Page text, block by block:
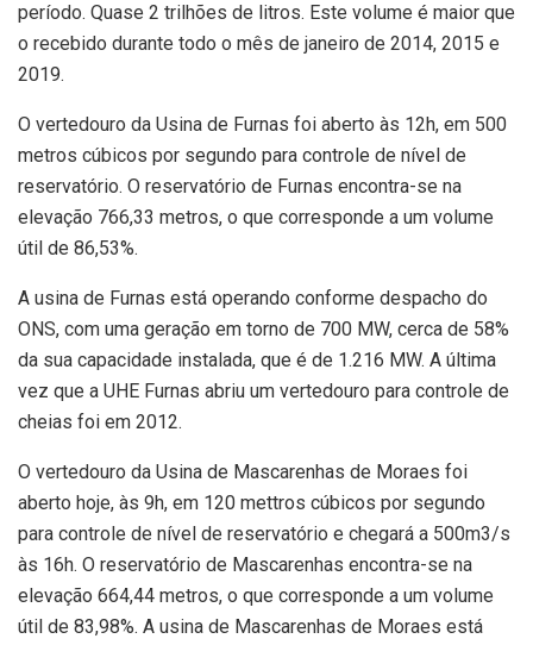
período. Quase 2 trilhões de litros. Este volume é maior que
o recebido durante todo o mês de janeiro de 2014, 2015 e
2019.
O vertedouro da Usina de Furnas foi aberto às 12h, em 500
metros cúbicos por segundo para controle de nível de
reservatório. O reservatório de Furnas encontra-se na
elevação 766,33 metros, o que corresponde a um volume
útil de 86,53%.
A usina de Furnas está operando conforme despacho do
ONS, com uma geração em torno de 700 MW, cerca de 58%
da sua capacidade instalada, que é de 1.216 MW. A última
vez que a UHE Furnas abriu um vertedouro para controle de
cheias foi em 2012.
O vertedouro da Usina de Mascarenhas de Moraes foi
aberto hoje, às 9h, em 120 mettros cúbicos por segundo
para controle de nível de reservatório e chegará a 500m3/s
às 16h. O reservatório de Mascarenhas encontra-se na
elevação 664,44 metros, o que corresponde a um volume
útil de 83,98%. A usina de Mascarenhas de Moraes está